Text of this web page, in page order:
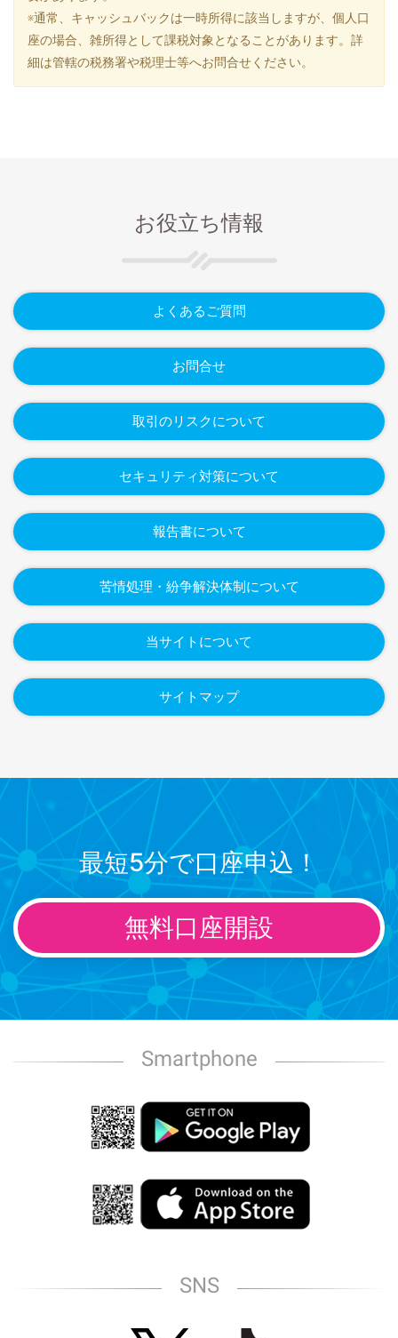
※通常、キャッシュバックは一時所得に該当しますが、個人口
座の場合、雑所得として課税対象となることがあります。詳
細は管轄の税務署や税理士等へお問合せください。
お役立ち情報
よくあるご質問
お問合せ
取引のリスクについて
セキュリティ対策について
報告書について
苦情処理・紛争解決体制について
当サイトについて
サイトマップ
最短5分で口座申込！
無料口座開設
Smartphone
SNS